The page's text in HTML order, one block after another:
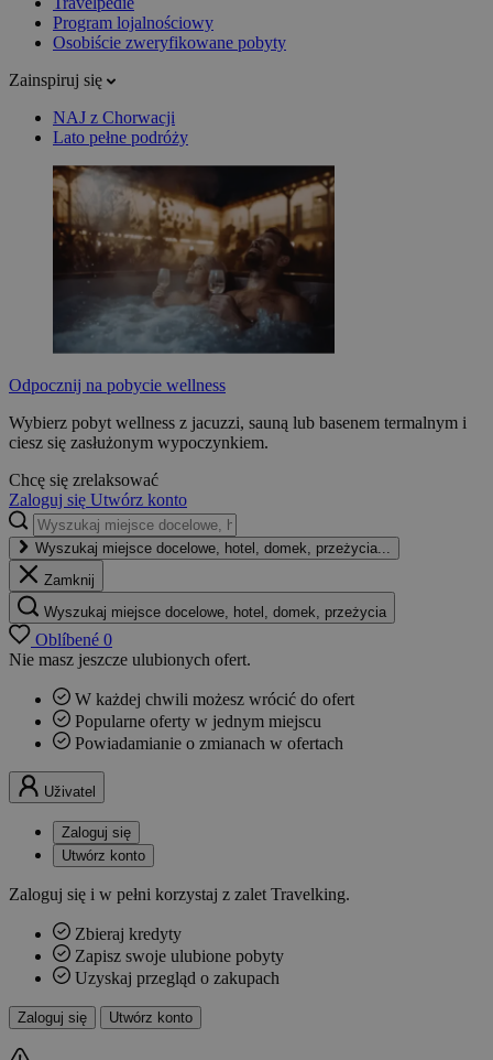
Program lojalnościowy
Osobiście zweryfikowane pobyty
Zainspiruj się
NAJ z Chorwacji
Lato pełne podróży
Odpocznij na pobycie wellness
Wybierz pobyt wellness z jacuzzi, sauną lub basenem termalnym i
ciesz się zasłużonym wypoczynkiem.
Chcę się zrelaksować
Zaloguj się Utwórz konto
Wyszukaj miejsce docelowe, hotel, domek, przeżycia...
Zamknij
Wyszukaj miejsce docelowe, hotel, domek, przeżycia
Oblíbené 0
Nie masz jeszcze ulubionych ofert.
W każdej chwili możesz wrócić do ofert
Popularne oferty w jednym miejscu
Powiadamianie o zmianach w ofertach
Uživatel
Zaloguj się
Utwórz konto
Zaloguj się i w pełni korzystaj z zalet Travelking.
Zbieraj kredyty
Zapisz swoje ulubione pobyty
Uzyskaj przegląd o zakupach
Zaloguj się Utwórz konto